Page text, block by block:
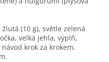
(10 g), světle zelená
velká jehla, výplň,
krok za krokem.